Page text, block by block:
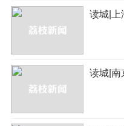
读城|上
读城|南